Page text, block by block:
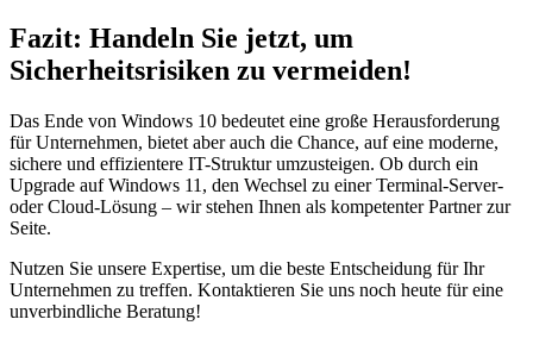
Fazit: Handeln Sie jetzt, um
Sicherheitsrisiken zu vermeiden!
Das Ende von Windows 10 bedeutet eine große Herausforderung
für Unternehmen, bietet aber auch die Chance, auf eine moderne,
sichere und effizientere IT-Struktur umzusteigen. Ob durch ein
Upgrade auf Windows 11, den Wechsel zu einer Terminal-Server-
oder Cloud-Lösung – wir stehen Ihnen als kompetenter Partner zur
Seite.
Nutzen Sie unsere Expertise, um die beste Entscheidung für Ihr
Unternehmen zu treffen. Kontaktieren Sie uns noch heute für eine
unverbindliche Beratung!